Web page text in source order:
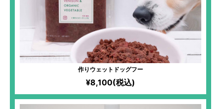
作りウェットドッグフー
¥8,100(税込)